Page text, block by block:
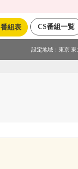
CS番組一覧
番組表
設定地域： 東京 東